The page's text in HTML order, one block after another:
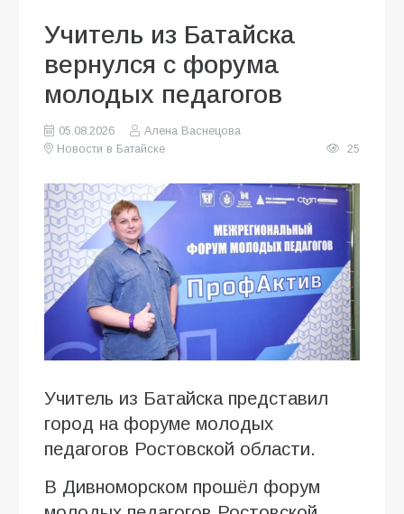
Учитель из Батайска
вернулся с форума
молодых педагогов
05.08.2026
Алена Васнецова
Новости в Батайске
25
Учитель из Батайска представил
город на форуме молодых
педагогов Ростовской области.
В Дивноморском прошёл форум